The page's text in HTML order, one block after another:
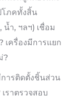
โภคทั้งสิ้น
น้ำ, ฯลฯ) เชื่อม
เครื่องมีการแยก
?
ารติดตั้งชิ้นส่วน
ราตรวจสอบ